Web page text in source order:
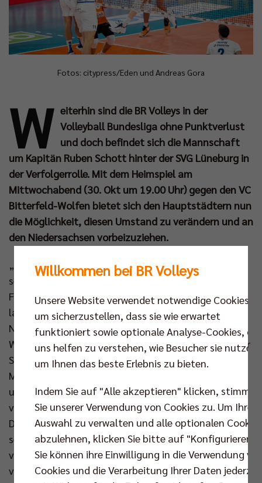
Fotos: citypress/Eden und Andreas Gora
W eiterhin sind die BR Volleys in der
Volleyball Bundesliga ohne Punktverlust
und doch befindet sich die Mannschaft
um Kapitän Ruben Schott hinter der SVG Lüneburg in
der Verfolgerrolle. Mit dem Heimspiel am
Mittwochabend (30. Okt um 19.00 Uhr) gegen den VC
Bitterfeld-Wolfen bietet sich den Hauptstädtern nun
die Möglichkeit, diesen Umstand zu verändern und an
den Niedersachsen vorbeizuziehen.
„Es wird Zeit, dass die Tabelle abbildet, was wir
selbst im Gefühl haben“, macht Mittelblocker
Florian Krage vor dem dritten Heimspiel der
laufenden Saison deutlich. Der 27-jährige
Nationalspieler blickt zufrieden auf die ersten
Wochen der Saison und möchte sich den Platz an der
Sonne erspielen: „Wir haben trotz schwieriger
Momente noch keinen Punkt abgegeben und alles in
unserer Hand. Jetzt wollen wir auch an Lüneburg
vorbeiziehen!“ Der im Sommer aus Frankreich nach
Deutschland zurückgekehrte Mittelblocker hat
seinen Platz im BR Volleys Team gefunden, ist
vollends in der Hauptstadt angekommen und erhält
von Headcoach Joel Banks viele Spielanteile. Keine
Willkommen bei BR Volleys
Unsere Website verwendet notwendige Cookies,
um sicherzustellen, dass sie wie erwartet
funktioniert sowie optionale Analyse-Cookies, die
uns helfen zu verstehen, wie Besucher sie nutzen,
um Ihnen das beste Erlebnis zu bieten.
Indem Sie auf "Alle akzeptieren" klicken, stimmen
Sie unserer Verwendung von Cookies zu. Um Ihre
Auswahl zu verwalten und alle optionalen Cookies
abzulehnen, klicken Sie bitte auf "Konfigurieren".
Sie können ihre Einwilligung in die Verwendung
Cookies und die Verarbeitung Ihrer Daten